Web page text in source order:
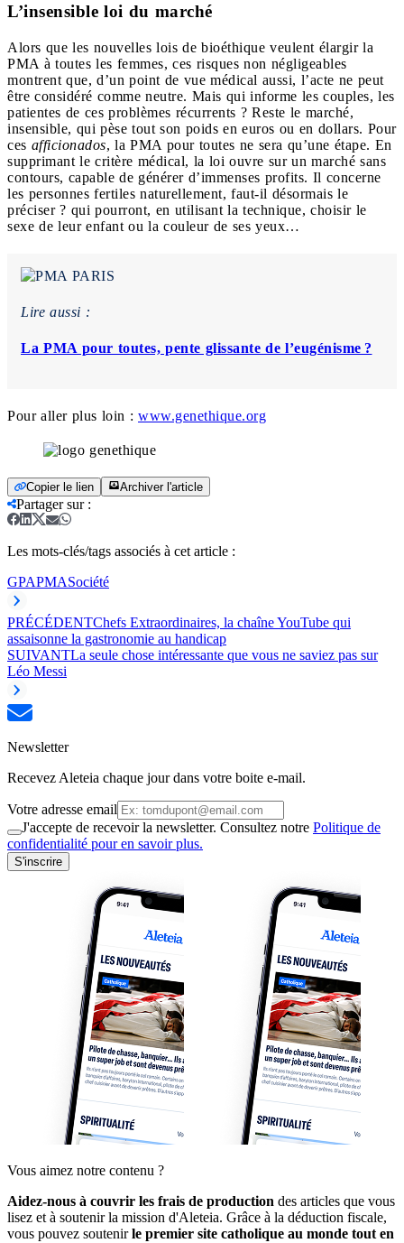
L’insensible loi du marché
Alors que les nouvelles lois de bioéthique veulent élargir la
PMA à toutes les femmes, ces risques non négligeables
montrent que, d’un point de vue médical aussi, l’acte ne peut
être considéré comme neutre. Mais qui informe les couples, les
patientes de ces problèmes récurrents ? Reste le marché,
insensible, qui pèse tout son poids en euros ou en dollars. Pour
ces afficionados, la PMA pour toutes ne sera qu’une étape. En
supprimant le critère médical, la loi ouvre sur un marché sans
contours, capable de générer d’immenses profits. Il concerne
les personnes fertiles naturellement, faut-il désormais le
préciser ? qui pourront, en utilisant la technique, choisir le
sexe de leur enfant ou la couleur de ses yeux…
Lire aussi :
La PMA pour toutes, pente glissante de l’eugénisme ?
Pour aller plus loin : www.genethique.org
Copier le lien Archiver l'article
Partager sur:
Les mots-clés/tags associés à cet article :
GPAPMASociété
PRÉCÉDENTChefs Extraordinaires, la chaîne YouTube qui
assaisonne la gastronomie au handicap
SUIVANTLa seule chose intéressante que vous ne saviez pas sur
Léo Messi
Newsletter
Recevez Aleteia chaque jour dans votre boite e-mail.
Votre adresse email
J'accepte de recevoir la newsletter. Consultez notre Politique de
confidentialité pour en savoir plus.
S'inscrire
Vous aimez notre contenu ?
Aidez-nous à couvrir les frais de production des articles que vous
lisez et à soutenir la mission d'Aleteia. Grâce à la déduction fiscale,
vous pouvez soutenirle premier site catholique au monde tout en